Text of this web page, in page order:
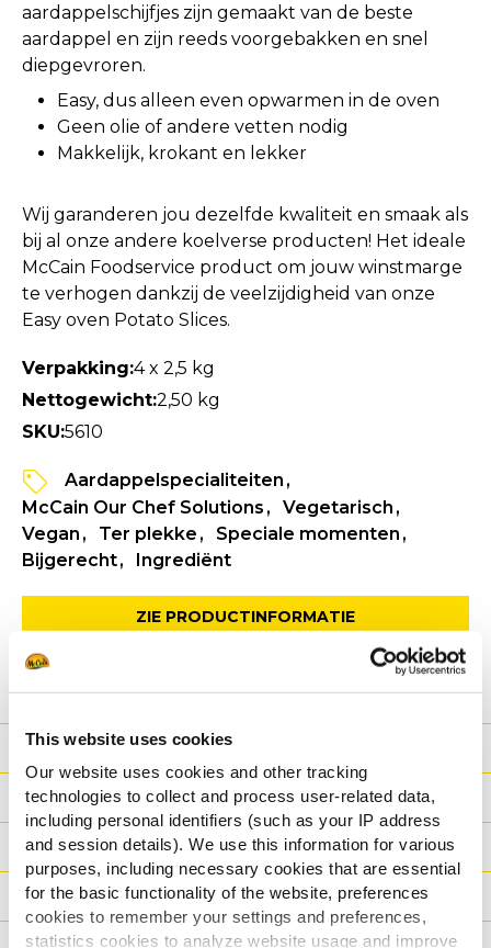
This website uses cookies
Our website uses cookies and other tracking
technologies to collect and process user-related data,
including personal identifiers (such as your IP address
and session details). We use this information for various
purposes, including necessary cookies that are essential
for the basic functionality of the website, preferences
cookies to remember your settings and preferences,
statistics cookies to analyze website usage and improve
aardappelschijfjes zijn gemaakt van de beste
aardappel en zijn reeds voorgebakken en snel
diepgevroren.
Easy, dus alleen even opwarmen in de oven
Geen olie of andere vetten nodig
Makkelijk, krokant en lekker
Wij garanderen jou dezelfde kwaliteit en smaak als
bij al onze andere koelverse producten! Het ideale
McCain Foodservice product om jouw winstmarge
te verhogen dankzij de veelzijdigheid van onze
Easy oven Potato Slices.
Verpakking:4 x 2,5 kg
Nettogewicht:2,50 kg
SKU:5610
Aardappelspecialiteiten
McCain Our Chef Solutions
Vegetarisch
Vegan
Ter plekke
Speciale momenten
Bijgerecht
Ingrediënt
ZIE PRODUCTINFORMATIE
Voordeel
Nutritionele informatie
Ingrediënten
Gewicht/Logistiek